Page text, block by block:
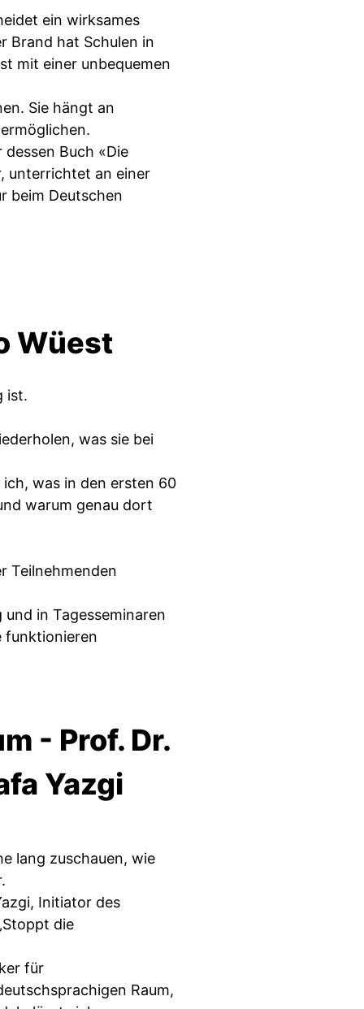
ein wirksames
Brand hat Schulen in
mit einer unbequemen
Sie hängt an
Buch «Die
unterrichtet an einer
beim Deutschen
Wüest
ist.
was sie bei
was in den ersten 60
warum genau dort
Teilnehmenden
in Tagesseminaren
funktionieren
- Prof. Dr.
Yazgi
lang zuschauen, wie
Initiator des
die
für
Raum,